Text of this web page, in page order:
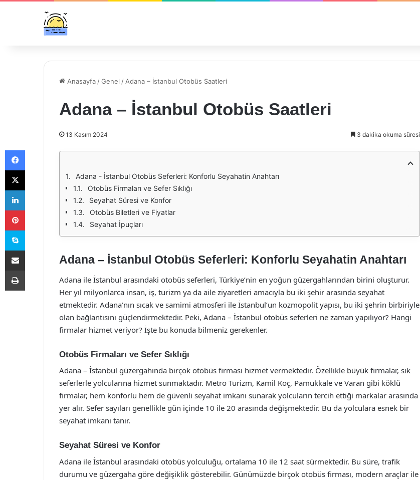
Anasayfa /Genel / Adana – İstanbul Otobüs Saatleri
Adana – İstanbul Otobüs Saatleri
13 Kasım 2024 3 dakika okuma süresi
Adana - İstanbul Otobüs Seferleri: Konforlu Seyahatin Anahtarı
Otobüs Firmaları ve Sefer Sıklığı
Seyahat Süresi ve Konfor
Otobüs Biletleri ve Fiyatlar
Seyahat İpuçları
Adana – İstanbul Otobüs Seferleri: Konforlu Seyahatin Anahtarı
Adana ile İstanbul arasındaki otobüs seferleri, Türkiye’nin en yoğun güzergahlarından birini oluşturur.
Her yıl milyonlarca insan, iş, turizm ya da aile ziyaretleri amacıyla bu iki şehir arasında seyahat
etmektedir. Adana’nın sıcak ve samimi atmosferi ile İstanbul’un kozmopolit yapısı, bu iki şehrin birbiriyle
olan bağlantısını güçlendirmektedir. Peki, Adana – İstanbul otobüs seferleri ne zaman yapılıyor? Hangi
firmalar hizmet veriyor? İşte bu konuda bilmeniz gerekenler.
Otobüs Firmaları ve Sefer Sıklığı
Adana – İstanbul güzergahında birçok otobüs firması hizmet vermektedir. Özellikle büyük firmalar, sık
seferlerle yolcularına hizmet sunmaktadır. Metro Turizm, Kamil Koç, Pamukkale ve Varan gibi köklü
firmalar, hem konforlu hem de güvenli seyahat imkanı sunarak yolcuların tercih ettiği markalar arasında
yer alır. Sefer sayıları genellikle gün içinde 10 ile 20 arasında değişmektedir. Bu da yolculara esnek bir
seyahat imkanı tanır.
Seyahat Süresi ve Konfor
Adana ile İstanbul arasındaki otobüs yolculuğu, ortalama 10 ile 12 saat sürmektedir. Bu süre, trafik
durumu ve güzergaha göre değişiklik gösterebilir. Günümüzde birçok otobüs firması, modern araçlar ile
Facebook
X
LinkedIn
Pinterest
Skype
E-Posta ile paylaş